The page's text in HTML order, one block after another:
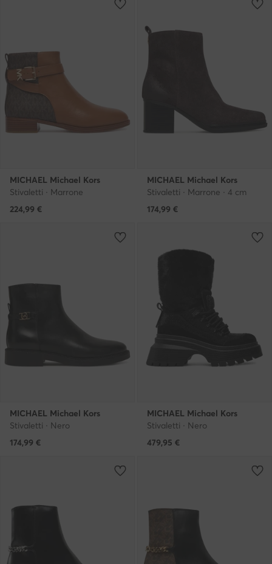
MICHAEL Michael Kors
Stivaletti · Marrone
224,99 €
MICHAEL Michael Kors
Stivaletti · Marrone · 4 cm
174,99 €
MICHAEL Michael Kors
Stivaletti · Nero
174,99 €
MICHAEL Michael Kors
Stivaletti · Nero
479,95 €